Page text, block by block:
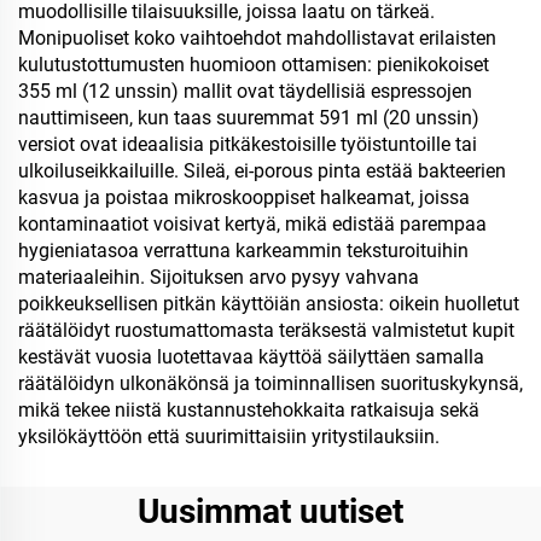
muodollisille tilaisuuksille, joissa laatu on tärkeä.
Monipuoliset koko vaihtoehdot mahdollistavat erilaisten
kulutustottumusten huomioon ottamisen: pienikokoiset
355 ml (12 unssin) mallit ovat täydellisiä espressojen
nauttimiseen, kun taas suuremmat 591 ml (20 unssin)
versiot ovat ideaalisia pitkäkestoisille työistuntoille tai
ulkoiluseikkailuille. Sileä, ei-porous pinta estää bakteerien
kasvua ja poistaa mikroskooppiset halkeamat, joissa
kontaminaatiot voisivat kertyä, mikä edistää parempaa
hygieniatasoa verrattuna karkeammin teksturoituihin
materiaaleihin. Sijoituksen arvo pysyy vahvana
poikkeuksellisen pitkän käyttöiän ansiosta: oikein huolletut
räätälöidyt ruostumattomasta teräksestä valmistetut kupit
kestävät vuosia luotettavaa käyttöä säilyttäen samalla
räätälöidyn ulkonäkönsä ja toiminnallisen suorituskykynsä,
mikä tekee niistä kustannustehokkaita ratkaisuja sekä
yksilökäyttöön että suurimittaisiin yritystilauksiin.
Uusimmat uutiset